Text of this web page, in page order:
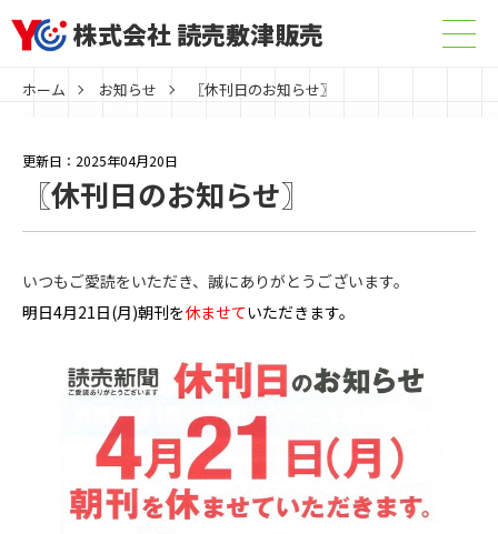
株式会社 読売敷津販売
ホーム お知らせ 〖休刊日のお知らせ〗
更新日：2025年04月20日
〖休刊日のお知らせ〗
いつもご愛読をいただき、誠にありがとうございます。
明日4月21日(月)朝刊を休ませていただきます。